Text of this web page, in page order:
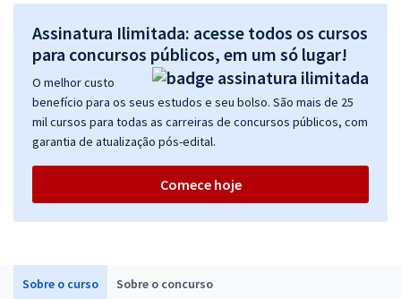
Sobre o curso Sobre o concurso
Assinatura Ilimitada: acesse todos os cursos
para concursos públicos, em um só lugar!
O melhor custo
benefício para os seus estudos e seu bolso. São mais de 25
mil cursos para todas as carreiras de concursos públicos, com
garantia de atualização pós-edital.
Comece hoje